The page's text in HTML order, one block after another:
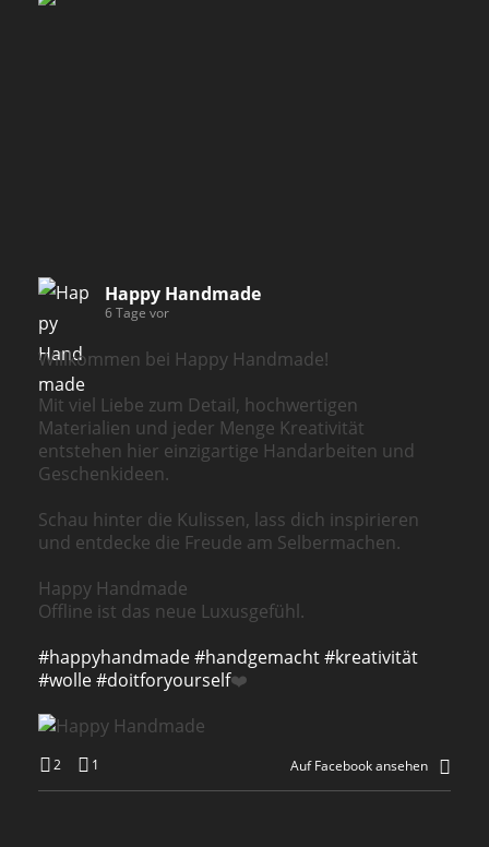
Happy Handmade
6 Tage vor
Willkommen bei Happy Handmade!
Mit viel Liebe zum Detail, hochwertigen
Materialien und jeder Menge Kreativität
entstehen hier einzigartige Handarbeiten und
Geschenkideen.
Schau hinter die Kulissen, lass dich inspirieren
und entdecke die Freude am Selbermachen.
Happy Handmade
Offline ist das neue Luxusgefühl.
#happyhandmade#handgemacht#kreativität
#wolle#doitforyourself❤️
2 1 Auf Facebook ansehen